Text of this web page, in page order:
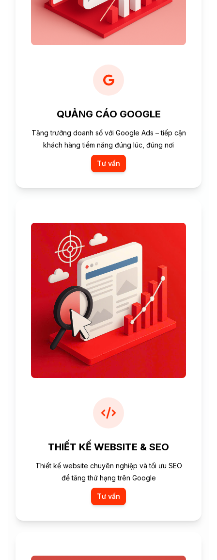
QUẢNG CÁO GOOGLE
Tăng trưởng doanh số với Google Ads – tiếp cận
khách hàng tiềm năng đúng lúc, đúng nơi
Tư vấn
THIẾT KẾ WEBSITE & SEO
Thiết kế website chuyên nghiệp và tối ưu SEO
để tăng thứ hạng trên Google
Tư vấn